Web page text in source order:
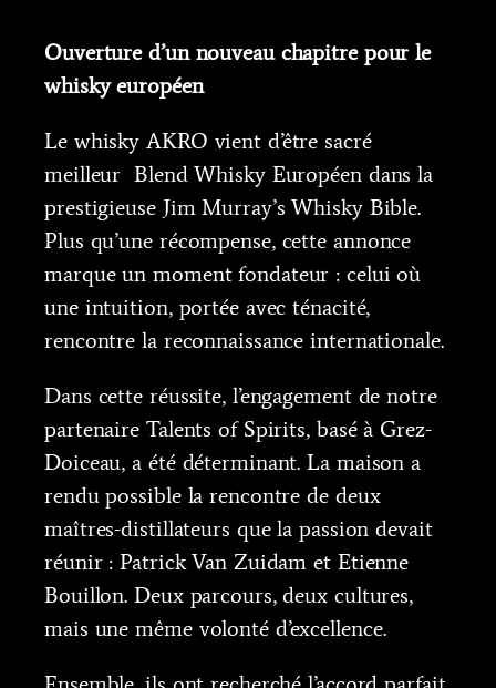
Ouverture d’un nouveau chapitre pour le
whisky européen
Le whisky AKRO vient d’être sacré
meilleur Blend Whisky Européen dans la
prestigieuse Jim Murray’s Whisky Bible.
Plus qu’une récompense, cette annonce
marque un moment fondateur : celui où
une intuition, portée avec ténacité,
rencontre la reconnaissance internationale.
Dans cette réussite, l’engagement de notre
partenaire Talents of Spirits, basé à Grez-
Doiceau, a été déterminant. La maison a
rendu possible la rencontre de deux
maîtres-distillateurs que la passion devait
réunir : Patrick Van Zuidam et Etienne
Bouillon. Deux parcours, deux cultures,
mais une même volonté d’excellence.